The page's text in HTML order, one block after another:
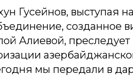
Гусейнов, выступая на
созданное
Алиевой, преследует
мы передали в